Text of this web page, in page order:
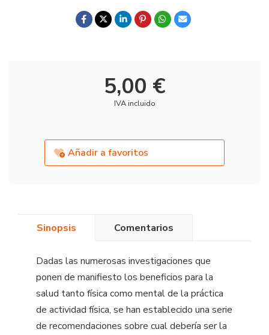
5,00 €
IVA incluido
Añadir a favoritos
Sinopsis Comentarios
Dadas las numerosas investigaciones que
ponen de manifiesto los beneficios para la
salud tanto física como mental de la práctica
de actividad física, se han establecido una serie
de recomendaciones sobre cual debería ser la